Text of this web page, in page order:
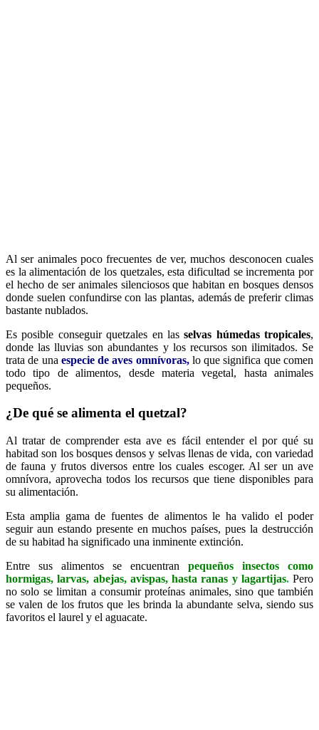
Al ser animales poco frecuentes de ver, muchos desconocen cuales
es la alimentación de los quetzales, esta dificultad se incrementa por
el hecho de ser animales silenciosos que habitan en bosques densos
donde suelen confundirse con las plantas, además de preferir climas
bastante nublados.
Es posible conseguir quetzales en lasselvas húmedas tropicales,
donde las lluvias son abundantes y los recursos son ilimitados. Se
trata de una especie de aves omnívoras,lo que significa que comen
todo tipo de alimentos, desde materia vegetal, hasta animales
pequeños.
¿De qué se alimenta el quetzal?
Al tratar de comprender esta ave es fácil entender el por qué su
habitad son los bosques densos y selvas llenas de vida, con variedad
de fauna y frutos diversos entre los cuales escoger. Al ser un ave
omnívora, aprovecha todos los recursos que tiene disponibles para
su alimentación.
Esta amplia gama de fuentes de alimentos le ha valido el poder
seguir aun estando presente en muchos países, pues la destrucción
de su habitad ha significado una inminente extinción.
Entre sus alimentos se encuentran pequeños insectos como
hormigas, larvas, abejas, avispas, hasta ranas y lagartijas.Pero
no solo se limitan a consumir proteínas animales, sino que también
se valen de los frutos que les brinda la abundante selva, siendo sus
favoritos el laurel y el aguacate.